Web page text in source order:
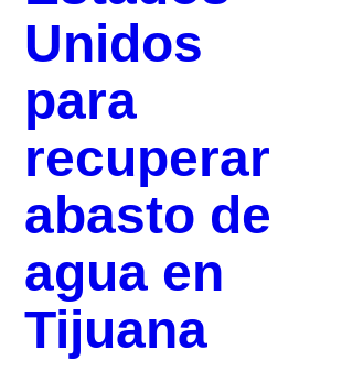
Unidos
para
recuperar
abasto de
agua en
Tijuana